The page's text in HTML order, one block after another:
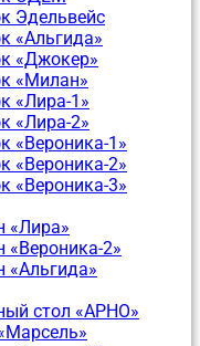
Эдельвейс
«Альгида»
«Джокер»
«Милан»
«Лира-1»
«Лира-2»
«Вероника-1»
«Вероника-2»
«Вероника-3»
«Лира»
«Вероника-2»
«Альгида»
стол «АРНО»